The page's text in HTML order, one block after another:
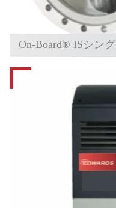
On-Board® ISシン